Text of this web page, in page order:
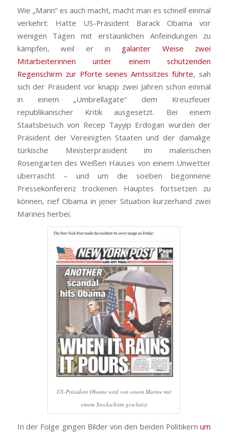
Wie „Mann“ es auch macht, macht man es schnell einmal
verkehrt: Hatte US-Präsident Barack Obama vor
wenigen Tagen mit erstaunlichen Anfeindungen zu
kämpfen, weil er in galanter Weise zwei
Mitarbeiterinnen unter einem schützenden
Regenschirm zur Pforte seines Amtssitzes führte, sah
sich der Präsident vor knapp zwei Jahren schon einmal
in einem „Umbrellagate“ dem Kreuzfeuer
republikanischer Kritik ausgesetzt. Bei einem
Staatsbesuch von Recep Tayyip Erdogan wurden der
Präsident der Vereinigten Staaten und der damalige
türkische Ministerpräsident im malerischen
Rosengarten des Weißen Hauses von einem Unwetter
überrascht – und um die soeben begonnene
Pressekonferenz trockenen Hauptes fortsetzen zu
können, rief Obama in jener Situation kurzerhand zwei
Marines herbei.
US-Präsident Obama wird von einem Marine mit
einem Stockschirm geschützt
In der Folge gingen Bilder von den beiden Politikernum